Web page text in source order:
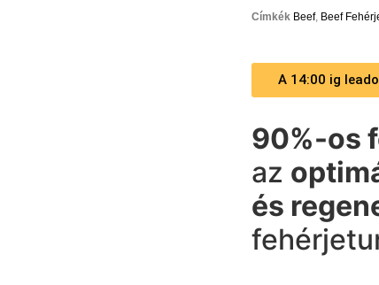
Címkék Beef, Beef
A 14:00 ig
90%-os
az
és